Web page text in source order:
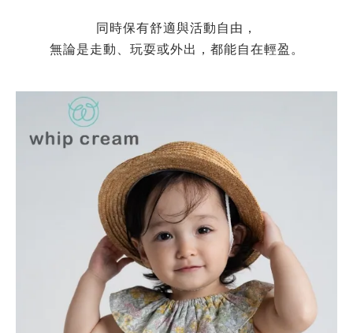
同時保有舒適與活動自由，
無論是走動、玩耍或外出，都能自在輕盈。